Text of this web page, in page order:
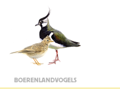
BOERENLANDVOGELS